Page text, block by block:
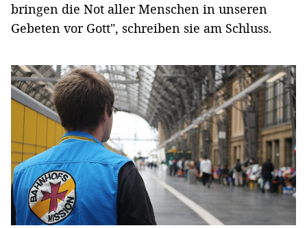
bringen die Not aller Menschen in unseren
Gebeten vor Gott", schreiben sie am Schluss.